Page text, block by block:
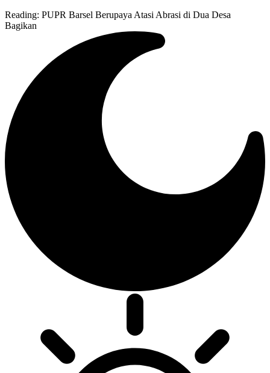
Reading: PUPR Barsel Berupaya Atasi Abrasi di Dua Desa
Bagikan